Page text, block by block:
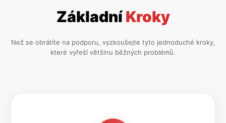
ZákladníKroky
Než se obrátíte na podporu, vyzkoušejte tyto jednoduché kroky,
které vyřeší většinu běžných problémů.